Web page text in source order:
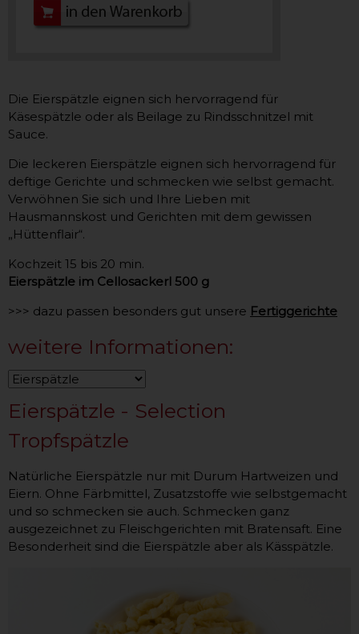
Die Eierspätzle eignen sich hervorragend für
Käsespätzle oder als Beilage zu Rindsschnitzel mit
Sauce.
Die leckeren Eierspätzle eignen sich hervorragend für
deftige Gerichte und schmecken wie selbst gemacht.
Verwöhnen Sie sich und Ihre Lieben mit
Hausmannskost und Gerichten mit dem gewissen
„Hüttenflair“.
Kochzeit 15 bis 20 min.
Eierspätzle im Cellosackerl 500 g
>>> dazu passen besonders gut unsere Fertiggerichte
weitere Informationen:
Eierspätzle - Selection
Tropfspätzle
Natürliche Eierspätzle nur mit Durum Hartweizen und
Eiern. Ohne Färbmittel, Zusatzstoffe wie selbstgemacht
und so schmecken sie auch. Schmecken ganz
ausgezeichnet zu Fleischgerichten mit Bratensaft. Eine
Besonderheit sind die Eierspätzle aber als Kässpätzle.